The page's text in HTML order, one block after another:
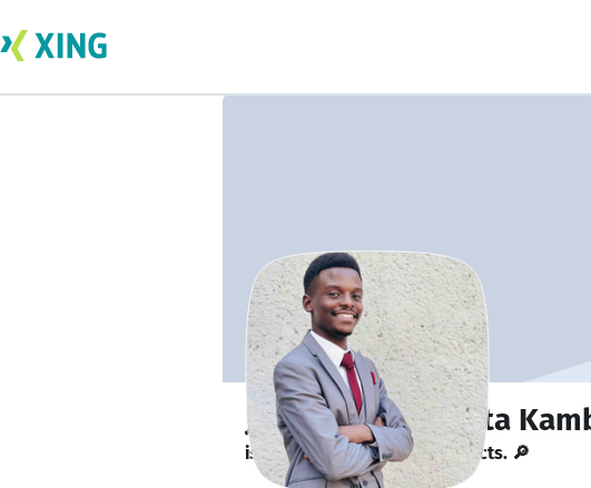
Jeremiah kanyanta
is looking for freelance projects. 🔎